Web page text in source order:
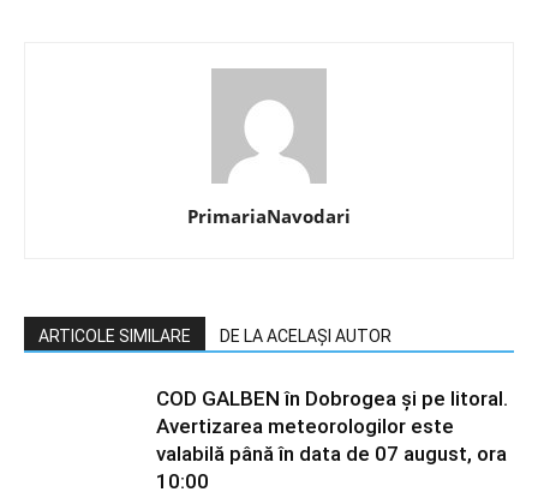
PrimariaNavodari
ARTICOLE SIMILARE DE LA ACELAȘI AUTOR
COD GALBEN în Dobrogea și pe litoral.
Avertizarea meteorologilor este
valabilă până în data de 07 august, ora
10:00